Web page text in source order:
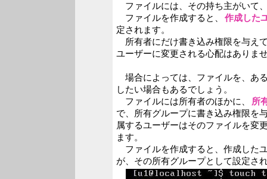
ファイルには、その持ち主がいて
ファイルを作成すると、
作成した
定されます。
所有者にだけ書き込み権限を与え
ユーザーに変更される心配はありま
場合によっては、ファイルを、あ
したい場合もあるでしょう。
ファイルには所有者のほかに、
所
で、所有グループに書き込み権限を
属するユーザーはそのファイルを変
ます。
ファイルを作成すると、作成した
が、その所有グループとして設定さ